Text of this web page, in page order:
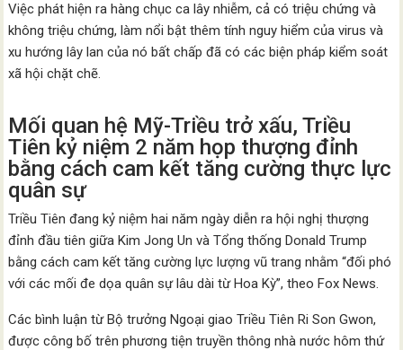
Việc phát hiện ra hàng chục ca lây nhiễm, cả có triệu chứng và
không triệu chứng, làm nổi bật thêm tính nguy hiểm của virus và
xu hướng lây lan của nó bất chấp đã có các biện pháp kiểm soát
xã hội chặt chẽ.
Mối quan hệ Mỹ-Triều trở xấu, Triều
Tiên kỷ niệm 2 năm họp thượng đỉnh
bằng cách cam kết tăng cường thực lực
quân sự
Triều Tiên đang kỷ niệm hai năm ngày diễn ra hội nghị thượng
đỉnh đầu tiên giữa Kim Jong Un và Tổng thống Donald Trump
bằng cách cam kết tăng cường lực lượng vũ trang nhằm “đối phó
với các mối đe dọa quân sự lâu dài từ Hoa Kỳ”, theo Fox News.
Các bình luận ​​từ Bộ trưởng Ngoại giao Triều Tiên Ri Son Gwon,
được công bố trên phương tiện truyền thông nhà nước hôm thứ